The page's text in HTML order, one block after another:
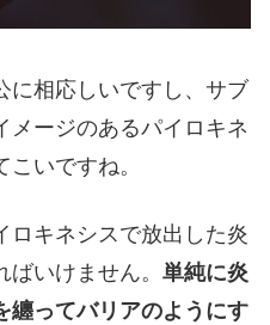
に相応しいですし、サブ
メージのあるパイロキネ
いですね。
ロキネシスで放出した炎
いけません。 単純に炎
纏ってバリアのようにす